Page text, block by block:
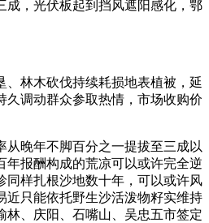
，光伏板起到挡风遮阳感化，鄂
林木砍伐持续耗损地表植被，延
调动群众参取热情，市场收购价
晚年不脚百分之一提拔至三成以
年报酬构成的荒凉可以或许完全逆
同样扎根沙地数十年，可以或许风
近只能依托野生沙活泼物籽实维持
、庆阳、石嘴山、吴忠五市签定